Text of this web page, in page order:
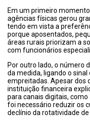
Em um primeiro
agências físicas gerou
tendo em vista a
porque aposentados,
áreas rurais priorizam a
com funcionários
Por outro lado, o número
da medida, ligando o
empreitadas. Apesar dos
instituição financeira
para canais digitais,
foi necessário reduzir os
declínio da rotatividade de